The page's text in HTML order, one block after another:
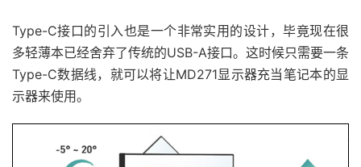
Type-C接口的引入也是一个非常实用的设计，毕竟现在很
多轻薄本已经舍弃了传统的USB-A接口。这时候只需要一条
Type-C数据线，就可以将让MD271显示器充当笔记本的显
示器来使用。